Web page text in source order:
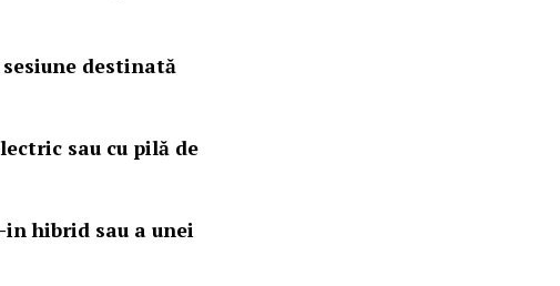
destinată
sau cu pilă de
hibrid sau a unei